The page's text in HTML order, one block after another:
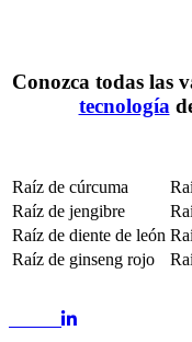
Conozca todas las
tecnología
Raíz de cúrcuma
Raíz de jengibre
Raíz de diente de león
Raíz de ginseng rojo